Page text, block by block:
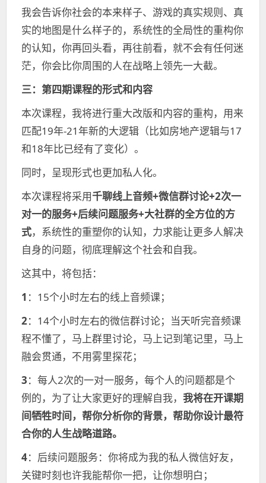
我会告诉你社会的本来样子、游戏的真实规则、真
实的地图是什么样子的，系统性的全局性的重构你
的认知，你再回头看，再往前看，就不会有任何迷
茫，你会比你周围的人在战略上领先一大截。
三： 第四期课程的形式和内容
本次课程，我将进行重大改版和内容的重构，用来
匹配19年-21年新的大逻辑（比如房地产逻辑与17
和18年比已经有了变化）。
同时，呈现形式也更加私人化。
本次课程将采用千聊线上音频+微信群讨论+2次一
对一的服务+后续问题服务+大社群的全方位的方
式，系统性的重塑你的认知，力求能让更多人解决
自身的问题，彻底理解这个社会和自我。
这其中，将包括：
1 ：15个小时左右的线上音频课；
2：14个小时左右的微信群讨论；当天听完音频课
程不懂了，马上群里讨论，马上记到笔记里，马上
融会贯通，不用雾里探花；
3：每人2次的一对一服务，每个人的问题都是个
例的，为了让大家更好的理解自我， 我将在开课期
间牺牲时间，帮你分析你的背景，帮助你设计最符
合你的人生战略道路。
4：后续问题服务：你将成为我的私人微信好友，
关键时刻也许我能帮你一把，让你想明白；